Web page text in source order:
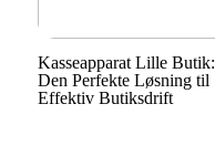
Kasseapparat Lille Butik:
Den Perfekte Løsning til
Effektiv Butiksdrift